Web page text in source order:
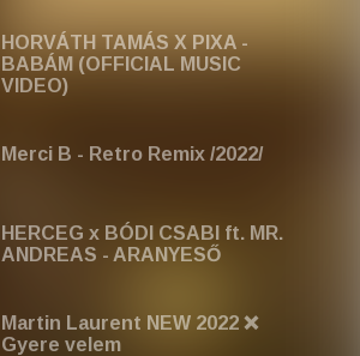
HORVÁTH TAMÁS X PIXA -
BABÁM (OFFICIAL MUSIC
VIDEO)
Merci B - Retro Remix /2022/
HERCEG x BÓDI CSABI ft. MR.
ANDREAS - ARANYESŐ
Martin Laurent NEW 2022 ❌
Gyere velem